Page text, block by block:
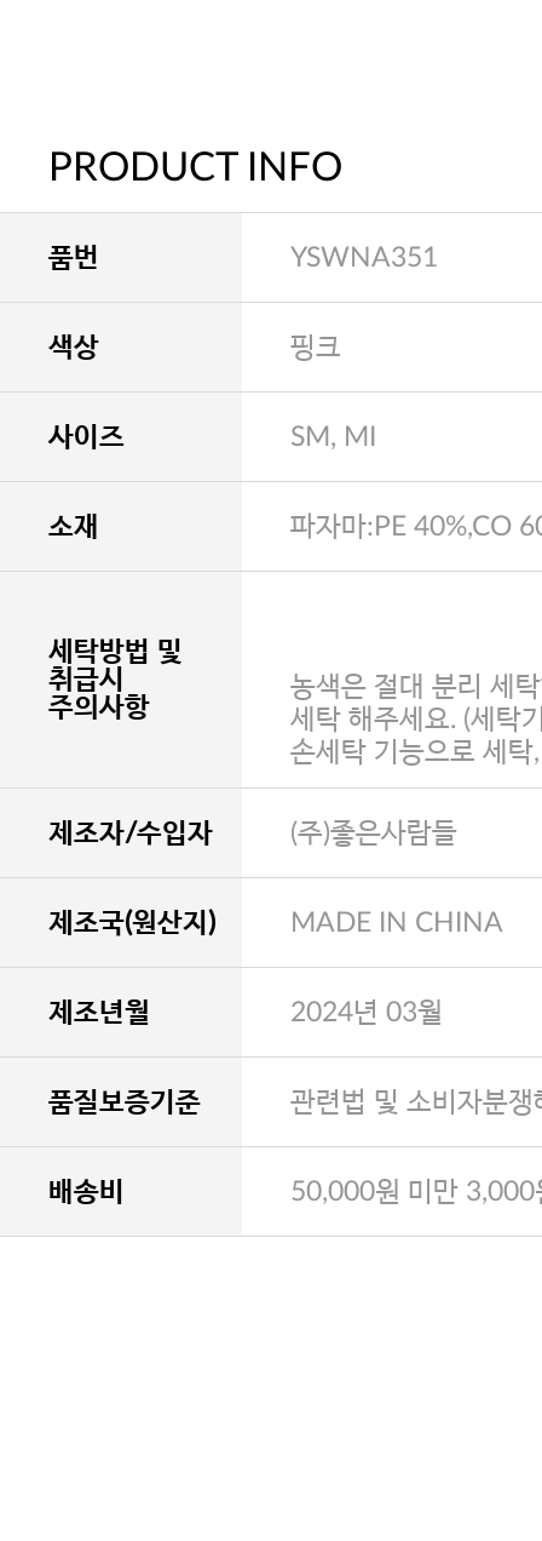
PRODUCT INFO
품번 YSWNA351
색상 핑크
사이즈 SM, MI
소재 파자마:PE 40%,CO
세탁방법 및
취급시
주의사항
농색은 절대 분리 세
세탁 해주세요. (세탁
손세탁 기능으로 세탁
제조자/수입자 (주)좋은사람들
제조국(원산지) MADE IN CHINA
제조년월 2024년 03월
품질보증기준 관련법 및 소비자분
배송비 50,000원 미만 3,000